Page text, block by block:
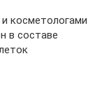
косметологами
в составе